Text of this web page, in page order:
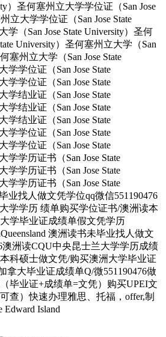
）圣何塞州立大学学位证（San Jose
立大学学位证（San Jose State
学（San Jose State University）圣何
University）圣何塞州立大学（San
塞州立大学（San Jose State
学学位证（San Jose State
学学位证（San Jose State
学结业证（San Jose State
学结业证（San Jose State
学结业证（San Jose State
学学位证（San Jose State
学学位证（San Jose State
学学历证书（San Jose State
学学历证书（San Jose State
学学历证书（San Jose State
业找人做文凭学位qq微信551190476
学学历 绩单购买学位证书/澳洲读本
学毕业证成绩单假文凭学历
澳洲读书未毕业找人做文
澳洲读CQU中央昆士兰大学学历成绩
科硕士做文凭/购买澳洲大学毕业证
拿大毕业证成绩单Q/微551190476做
毕业证+成绩单=文凭）购买UPEI文
查）快速办理雅思、托福，offer,制
Island